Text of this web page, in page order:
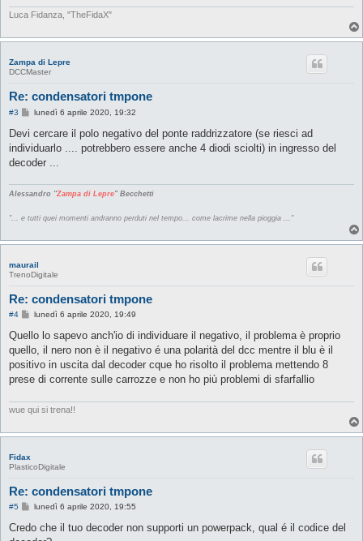
Luca Fidanza, "TheFidaX"
Zampa di Lepre
DCCMaster
Re: condensatori tmpone
#3
M
s
a
g
lunedì 6 aprile 2020, 19:32
Devi cercare il polo negativo del ponte raddrizzatore (se riesci ad
individuarlo .... potrebbero essere anche 4 diodi sciolti) in ingresso del
decoder ...
Alessandro "Zampa di Lepre" Becchetti
"... e tutti quei momenti andranno perduti nel tempo... come lacrime nella pioggia ..."
maurail
TrenoDigitale
Re: condensatori tmpone
#4
M
s
a
g
i
lunedì 6 aprile 2020, 19:49
Quello lo sapevo anch'io di individuare il negativo, il problema è proprio
quello, il nero non è il negativo é una polarità del dcc mentre il blu è il
positivo in uscita dal decoder cque ho risolto il problema mettendo 8
prese di corrente sulle carrozze e non ho più problemi di sfarfallio
wue qui si trena!!
Fidax
PlasticoDigitale
Re: condensatori tmpone
#5
M
s
lunedì 6 aprile 2020, 19:55
Credo che il tuo decoder non supporti un powerpack, qual é il codice del